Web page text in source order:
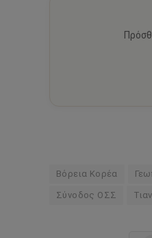
Βόρεια Κορέα
Σύνοδος ΟΣΣ